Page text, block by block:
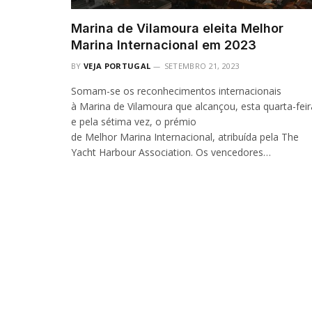
Marina de Vilamoura eleita Melhor
Marina Internacional em 2023
BY VEJA PORTUGAL SETEMBRO 21, 2023
Somam-se os reconhecimentos internacionais
à Marina de Vilamoura que alcançou, esta quarta-
e pela sétima vez, o prémio
de Melhor Marina Internacional, atribuída pela The
Yacht Harbour Association. Os vencedores…